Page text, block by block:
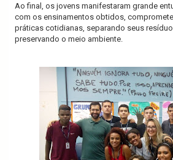
Ao final, os jovens manifestaram grande
com os ensinamentos obtidos,
práticas cotidianas, separando seus
preservando o meio ambiente.